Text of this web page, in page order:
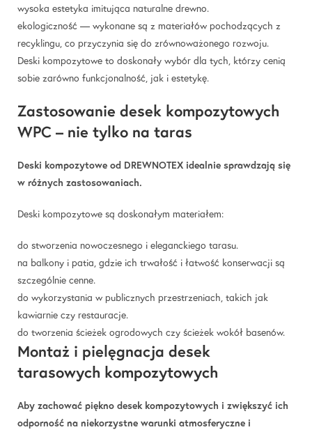
wysoka estetyka imitująca naturalne drewno.
ekologiczność — wykonane są z materiałów pochodzących z
recyklingu, co przyczynia się do zrównoważonego rozwoju.
Deski kompozytowe to doskonały wybór dla tych, którzy cenią
sobie zarówno funkcjonalność, jak i estetykę.
Zastosowanie desek kompozytowych
WPC – nie tylko na taras
Deski kompozytowe od DREWNOTEX idealnie sprawdzają się
w różnych zastosowaniach.
Deski kompozytowe są doskonałym materiałem:
do stworzenia nowoczesnego i eleganckiego tarasu.
na balkony i patia, gdzie ich trwałość i łatwość konserwacji są
szczególnie cenne.
do wykorzystania w publicznych przestrzeniach, takich jak
kawiarnie czy restauracje.
do tworzenia ścieżek ogrodowych czy ścieżek wokół basenów.
Montaż i pielęgnacja desek
tarasowych kompozytowych
Aby zachować piękno desek kompozytowych i zwiększyć ich
odporność na niekorzystne warunki atmosferyczne i